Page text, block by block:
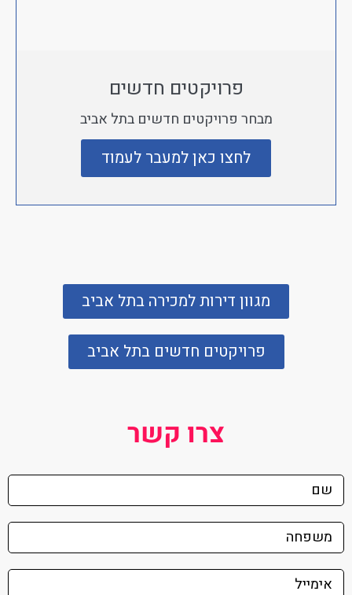
פרויקטים חדשים
מבחר פרויקטים חדשים בתל אביב
לחצו כאן למעבר לעמוד
מגוון דירות למכירה בתל אביב
פרויקטים חדשים בתל אביב
צרו קשר